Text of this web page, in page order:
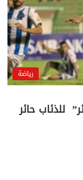
رياضة
للذئاب حائر